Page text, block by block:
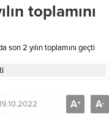
toplamını
son 2 yılın toplamını geçti
A+ A-